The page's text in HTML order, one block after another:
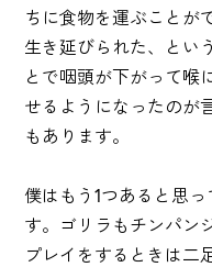
ちに食物を運ぶことが
生き延びられた、とい
とで咽頭が下がって喉
せるようになったのが
もあります。
僕はもう1つあると思
す。ゴリラもチンパン
プレイをするときは二